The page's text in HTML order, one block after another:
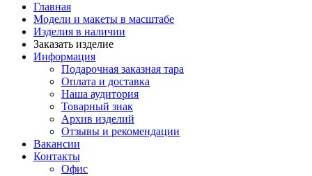
Главная
Модели и макеты в масштабе
Изделия в наличии
Заказать изделие
Информация
Подарочная заказная тара
Оплата и доставка
Наша аудитория
Товарный знак
Архив изделий
Отзывы и рекомендации
Вакансии
Контакты
Офис